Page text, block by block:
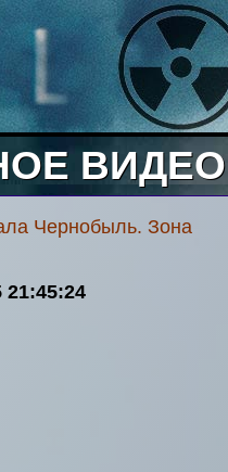
ВИДЕО
Чернобыль. Зона
21:45:24